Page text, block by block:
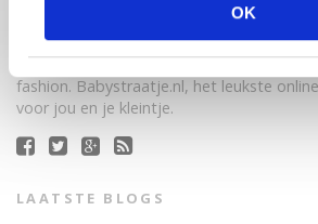
OK
jonge moeders. Een online
inspirerende blogs en handige artikelen
zwangerschap, moederschap,
fashion. Babystraatje.nl, het leukste
voor jou en je kleintje.
LAATSTE BLOGS